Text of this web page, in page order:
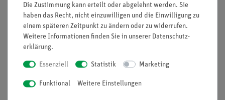
Informationen
Die Zustimmung kann erteilt oder abgelehnt werden. Sie
haben das Recht, nicht einzuwilligen und die Einwilligung zu
einem späteren Zeitpunkt zu ändern oder zu widerrufen.
Weitere Informationen finden Sie in unserer Daten­schutz­
erklärung.
Essenziell Statistik Marketing
Funktional Weitere Einstellungen